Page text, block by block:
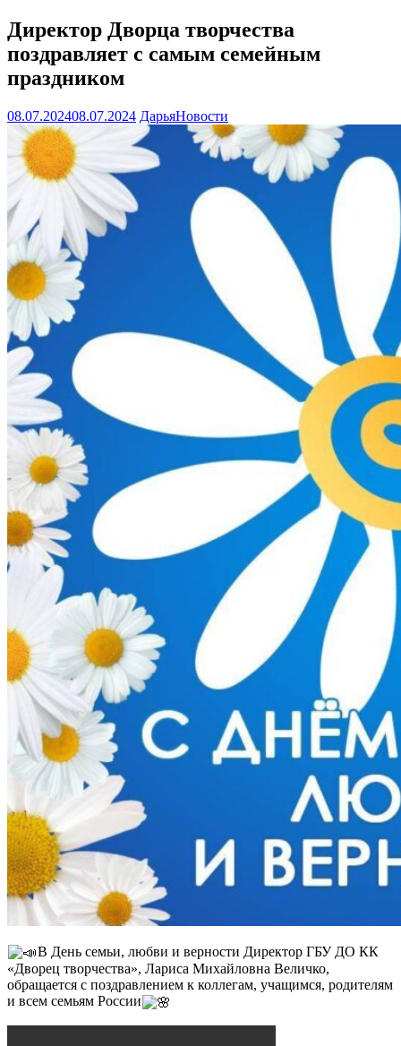
Директор Дворца творчества
поздравляет с самым семейным
праздником
08.07.202408.07.2024 ДарьяНовости
В День семьи, любви и верности Директор ГБУ ДО КК
«Дворец творчества», Лариса Михайловна Величко,
обращается с поздравлением к коллегам, учащимся, родителям
и всем семьям России